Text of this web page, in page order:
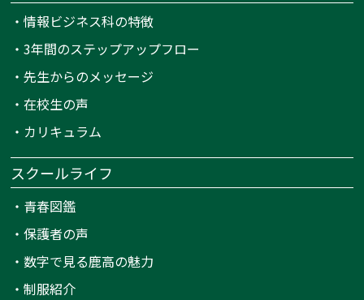
・情報ビジネス科の特徴
・3年間のステップアップフロー
・先生からのメッセージ
・在校生の声
・ カリキュラム
スクールライフ
・ 青春図鑑
・保護者の声
・数字で見る鹿高の魅力
・制服紹介